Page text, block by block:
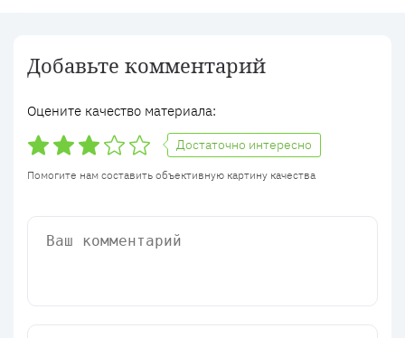
Добавьте комментарий
Оцените качество материала:
Достаточно интересно
Помогите нам составить объективную картину качества